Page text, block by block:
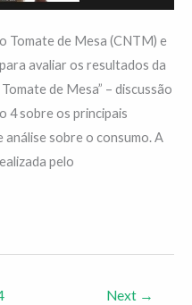
Tomate de Mesa (CNTM) e
avaliar os resultados da
de Mesa” – discussão
4 sobre os principais
análise sobre o consumo. A
pelo
Next →